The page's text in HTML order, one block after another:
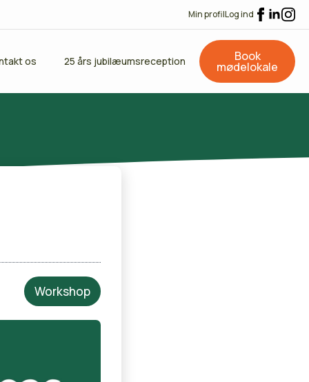
Min profilLog ind
os 25 års jubilæumsreception Book
mødelokale
Workshop